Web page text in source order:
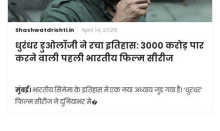
Shashwatdrishti.in April 14, 2026
धुरंधर डुओलॉजी ने रचा इतिहास: 3000 करोड़ पार
करने वाली पहली भारतीय फिल्म सीरीज
मुंबई। भारतीय सिनेमा के इतिहास में एक नया अध्याय जुड़ गया है। ‘धुरंधर’
फिल्म सीरीज ने दुनियाभर मे�